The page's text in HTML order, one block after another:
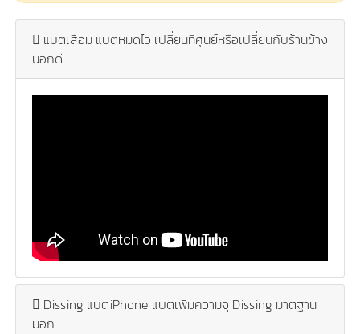
แบตเสื่อม แบตหมดไว เปลี่ยนที่ศูนย์หรือเปลี่ยนกับร้านข้าง
นอกดี
Dissing แบตiPhone แบตเพิ่มความจุ Dissing มาตฐาน
มอก.